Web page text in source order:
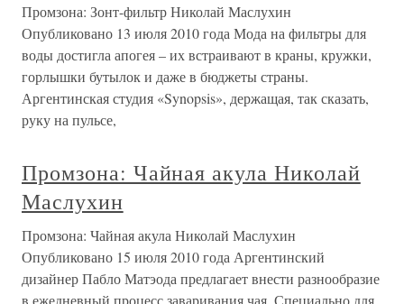
Промзона: Зонт-фильтр Николай Маслухин
Опубликовано 13 июля 2010 года Мода на фильтры для
воды достигла апогея – их встраивают в краны, кружки,
горлышки бутылок и даже в бюджеты страны.
Аргентинская студия «Synopsis», держащая, так сказать,
руку на пульсе,
Промзона: Чайная акула Николай
Маслухин
Промзона: Чайная акула Николай Маслухин
Опубликовано 15 июля 2010 года Аргентинский
дизайнер Пабло Матэода предлагает внести разнообразие
в ежедневный процесс заваривания чая. Специально для